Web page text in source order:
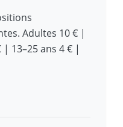
Adultes 10 € |
13–25 ans 4 € |